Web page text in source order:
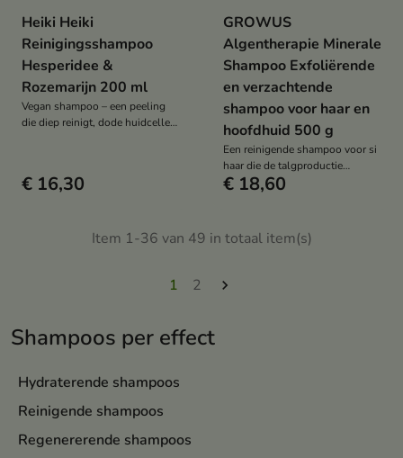
Shampoos per effect
Hydraterende shampoos
Reinigende shampoos
Regenererende shampoos
Heiki Heiki
Reinigingsshampoo
Hesperidee &
Rozemarijn 200 ml
Vegan shampoo – een peeling
die diep reinigt, dode huidcellen
terwijl de huid tegelijkertijd
€ 16,30
GROWUS
Algentherapie Minerale
Shampoo Exfoliërende
en verzachtende
shampoo voor haar en
hoofdhuid 500 g
Een reinigende shampoo voor si
haar die de talgproductie
reguleert, de hoofdhuid
behoudt.
€ 18,60
Item 1-36 van 49 in totaal item(s)
1 2 